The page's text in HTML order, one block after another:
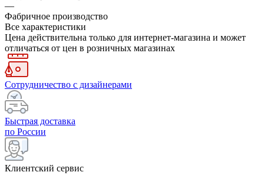
—
Фабричное производство
Все характеристики
Цена действительна только для интернет-магазина и может
отличаться от цен в розничных магазинах
Сотрудничество с дизайнерами
Быстрая доставка
по России
Клиентский сервис